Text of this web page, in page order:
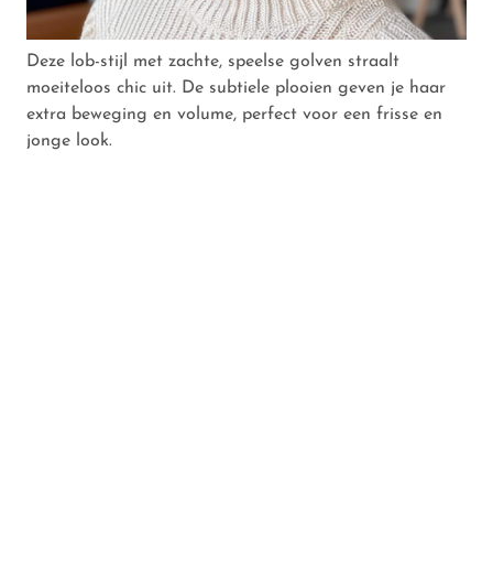
Deze lob-stijl met zachte, speelse golven straalt
moeiteloos chic uit. De subtiele plooien geven je haar
extra beweging en volume, perfect voor een frisse en
jonge look.